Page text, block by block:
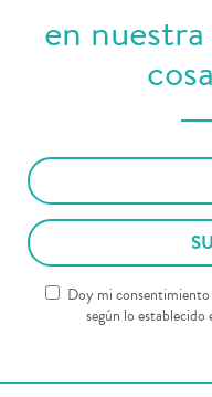
en
Doy mi
según lo establecido